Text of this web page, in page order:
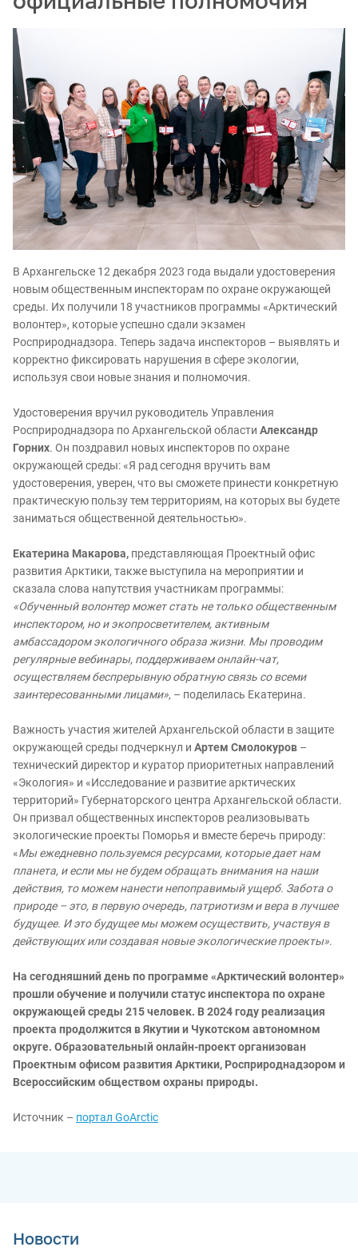
В Архангельске 12 декабря 2023 года выдали удостоверения
новым общественным инспекторам по охране окружающей
среды. Их получили 18 участников программы «Арктический
волонтер», которые успешно сдали экзамен
Росприроднадзора. Теперь задача инспекторов – выявлять и
корректно фиксировать нарушения в сфере экологии,
используя свои новые знания и полномочия.
Удостоверения вручил руководитель Управления
Росприроднадзора по Архангельской области Александр
Горних. Он поздравил новых инспекторов по охране
окружающей среды: «Я рад сегодня вручить вам
удостоверения, уверен, что вы сможете принести конкретную
практическую пользу тем территориям, на которых вы будете
заниматься общественной деятельностью».
Екатерина Макарова, представляющая Проектный офис
развития Арктики, также выступила на мероприятии и
сказала слова напутствия участникам программы:
«Обученный волонтер может стать не только общественным
инспектором, но и экопросветителем, активным
амбассадором экологичного образа жизни. Мы проводим
регулярные вебинары, поддерживаем онлайн-чат,
осуществляем беспрерывную обратную связь со всеми
заинтересованными лицами», – поделилась Екатерина.
Важность участия жителей Архангельской области в защите
окружающей среды подчеркнул и Артем Смолокуров –
технический директор и куратор приоритетных направлений
«Экология» и «Исследование и развитие арктических
территорий» Губернаторского центра Архангельской области.
Он призвал общественных инспекторов реализовывать
экологические проекты Поморья и вместе беречь природу:
«Мы ежедневно пользуемся ресурсами, которые дает нам
планета, и если мы не будем обращать внимания на наши
действия, то можем нанести непоправимый ущерб. Забота о
природе – это, в первую очередь, патриотизм и вера в лучшее
будущее. И это будущее мы можем осуществить, участвуя в
действующих или создавая новые экологические проекты».
На сегодняшний день по программе «Арктический волонтер»
прошли обучение и получили статус инспектора по охране
окружающей среды 215 человек. В 2024 году реализация
проекта продолжится в Якутии и Чукотском автономном
округе. Образовательный онлайн-проект организован
Проектным офисом развития Арктики, Росприроднадзором и
Всероссийским обществом охраны природы.
Источник – портал GoArctic
Новости